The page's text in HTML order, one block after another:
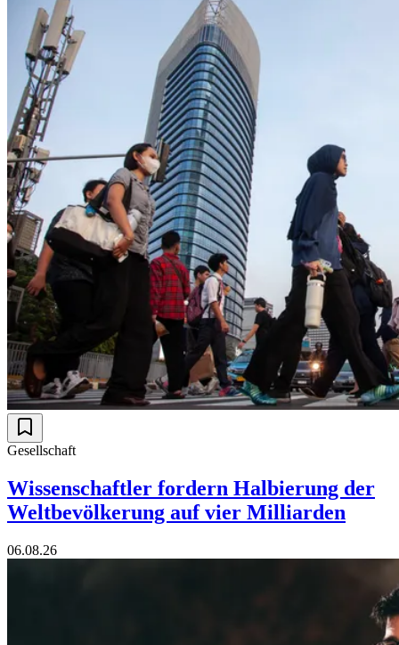
Gesellschaft
Wissenschaftler fordern Halbierung der
Weltbevölkerung auf vier Milliarden
06.08.26